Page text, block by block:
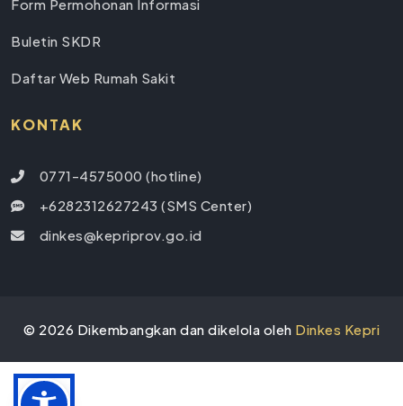
Form Permohonan Informasi
Buletin SKDR
Daftar Web Rumah Sakit
KONTAK
0771-4575000 (hotline)
+6282312627243 (SMS Center)
dinkes@kepriprov.go.id
© 2026 Dikembangkan dan dikelola oleh Dinkes Kepri